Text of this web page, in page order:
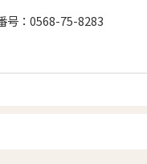
号：0568-75-8283